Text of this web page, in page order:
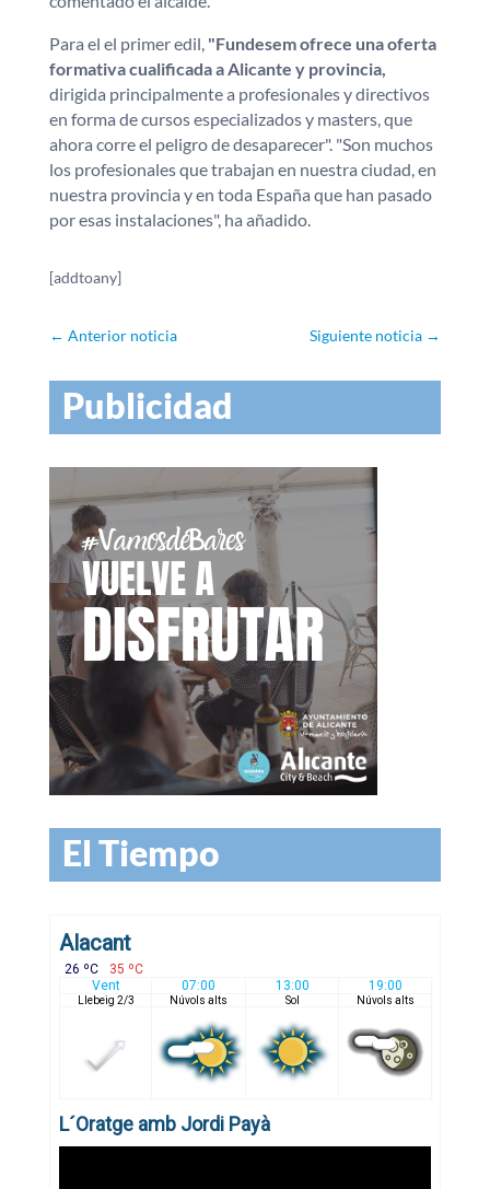
Para el el primer edil, "Fundesem ofrece una oferta
formativa cualificada a Alicante y provincia,
dirigida principalmente a profesionales y directivos
en forma de cursos especializados y masters, que
ahora corre el peligro de desaparecer". "Son muchos
los profesionales que trabajan en nuestra ciudad, en
nuestra provincia y en toda España que han pasado
por esas instalaciones", ha añadido.
[addtoany]
← Anterior noticia Siguiente noticia →
Publicidad
El Tiempo